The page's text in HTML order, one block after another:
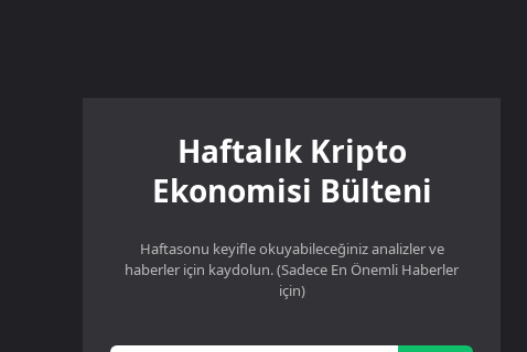
Haftalık Kripto
Ekonomisi Bülteni
Haftasonu keyifle okuyabileceğiniz analizler ve
haberler için kaydolun. (Sadece En Önemli Haberler
için)